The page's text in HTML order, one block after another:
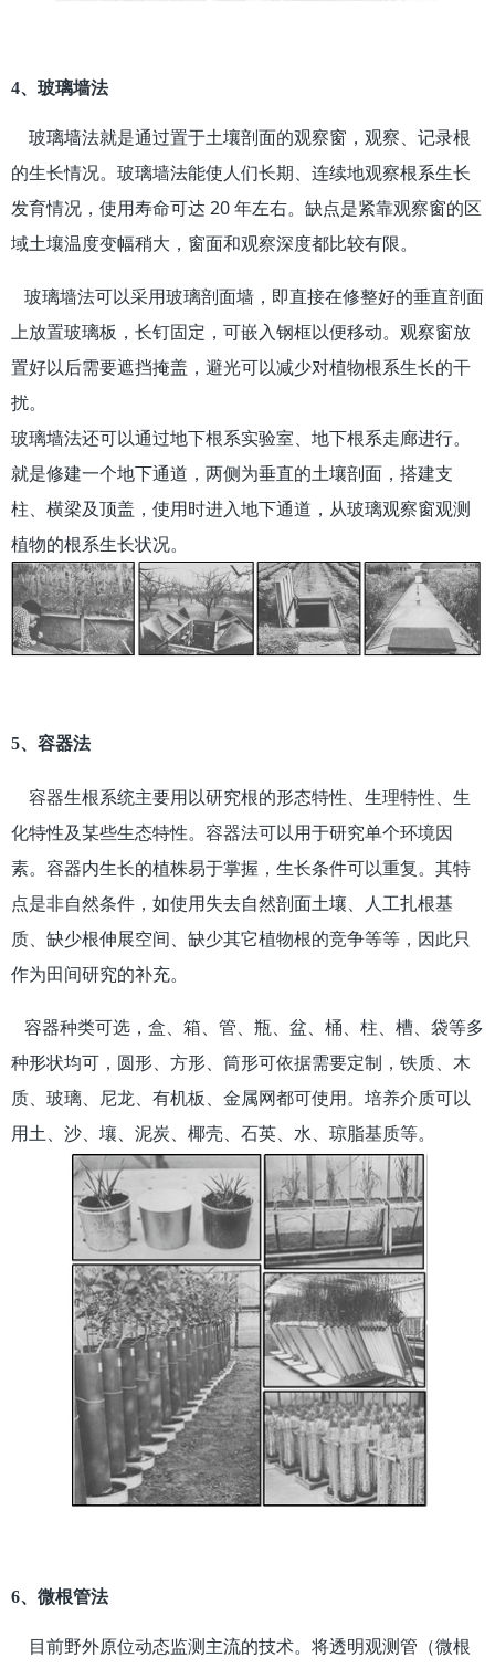
4、玻璃墙法
玻璃墙法就是通过置于土壤剖面的观察窗，观察、记录根
的生长情况。玻璃墙法能使人们长期、连续地观察根系生长
发育情况，使用寿命可达 20 年左右。缺点是紧靠观察窗的区
域土壤温度变幅稍大，窗面和观察深度都比较有限。
玻璃墙法可以采用玻璃剖面墙，即直接在修整好的垂直剖面
上放置玻璃板，长钉固定，可嵌入钢框以便移动。观察窗放
置好以后需要遮挡掩盖，避光可以减少对植物根系生长的干
扰。
玻璃墙法还可以通过地下根系实验室、地下根系走廊进行。
就是修建一个地下通道，两侧为垂直的土壤剖面，搭建支
柱、横梁及顶盖，使用时进入地下通道，从玻璃观察窗观测
植物的根系生长状况。
5、容器法
容器生根系统主要用以研究根的形态特性、生理特性、生
化特性及某些生态特性。容器法可以用于研究单个环境因
素。容器内生长的植株易于掌握，生长条件可以重复。其特
点是非自然条件，如使用失去自然剖面土壤、人工扎根基
质、缺少根伸展空间、缺少其它植物根的竞争等等，因此只
作为田间研究的补充。
容器种类可选，盒、箱、管、瓶、盆、桶、柱、槽、袋等多
种形状均可，圆形、方形、筒形可依据需要定制，铁质、木
质、玻璃、尼龙、有机板、金属网都可使用。培养介质可以
用土、沙、壤、泥炭、椰壳、石英、水、琼脂基质等。
6、微根管法
目前野外原位动态监测主流的技术。将透明观测管（微根